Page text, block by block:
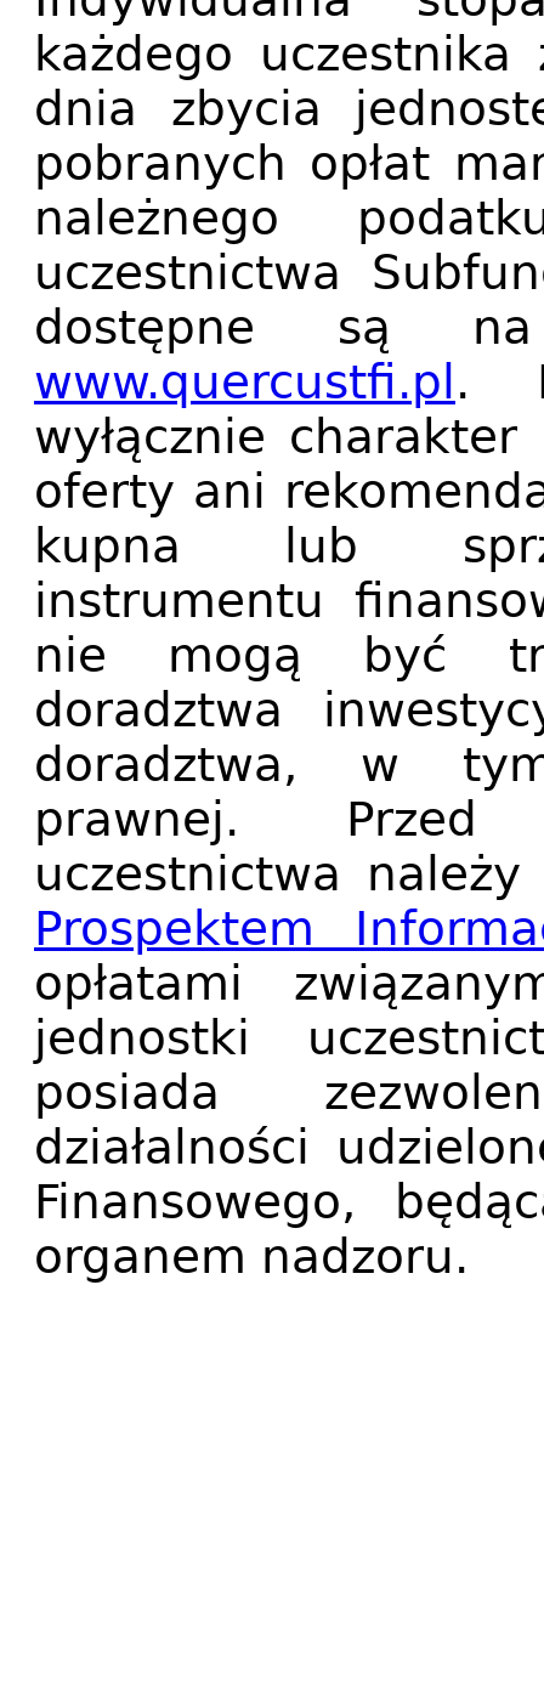
każdego
dnia zbycia
pobranych opłat
należnego
uczestnictwa
dostępne są na
www.quercustfi.pl .
wyłącznie
oferty ani
kupna lub
instrumentu
nie mogą być
doradztwa
doradztwa, w
prawnej. Przed
uczestnictwa
Prospektem
opłatami
jednostki
posiada
działalności
Finansowego,
organem nadzoru.